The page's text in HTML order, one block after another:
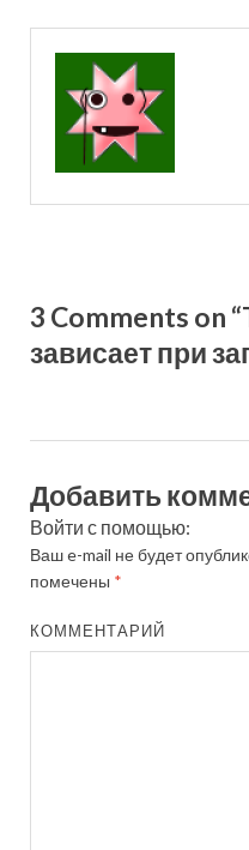
3 Comments on
зависает при
Добавить
Войти с помощью:
Ваш e-mail не будет
помечены *
КОММЕНТАРИЙ